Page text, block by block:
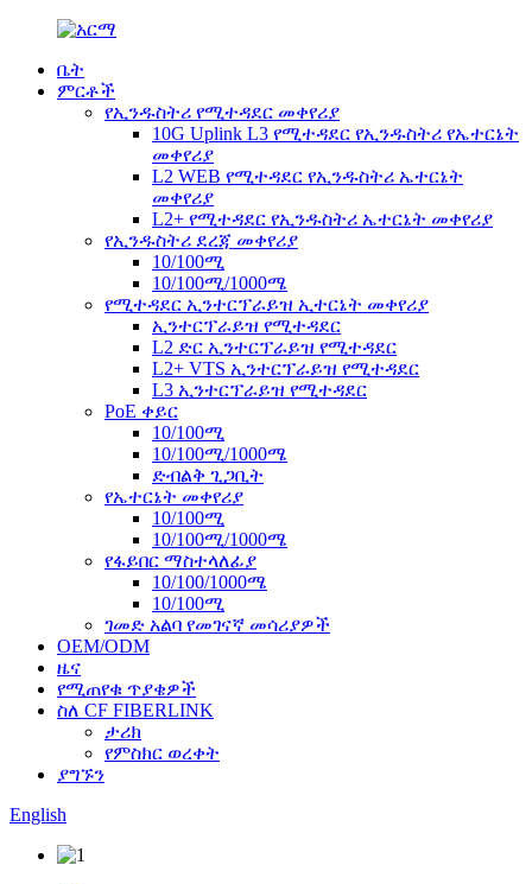
ቤት
ምርቶች
የኢንዱስትሪ የሚተዳደር መቀየሪያ
10G Uplink L3 የሚተዳደር የኢንዱስትሪ የኤተርኔት
መቀየሪያ
L2 WEB የሚተዳደር የኢንዱስትሪ ኤተርኔት
መቀየሪያ
L2+ የሚተዳደር የኢንዱስትሪ ኤተርኔት መቀየሪያ
የኢንዱስትሪ ደረጃ መቀየሪያ
10/100ሚ
10/100ሚ/1000ሜ
የሚተዳደር ኢንተርፕራይዝ ኢተርኔት መቀየሪያ
ኢንተርፕራይዝ የሚተዳደር
L2 ድር ኢንተርፕራይዝ የሚተዳደር
L2+ VTS ኢንተርፕራይዝ የሚተዳደር
L3 ኢንተርፕራይዝ የሚተዳደር
PoE ቀይር
10/100ሚ
10/100ሚ/1000ሜ
ድብልቅ ጊጋቢት
የኤተርኔት መቀየሪያ
10/100ሚ
10/100ሚ/1000ሜ
የፋይበር ማስተላለፊያ
10/100/1000ሜ
10/100ሚ
ገመድ አልባ የመገናኛ መሳሪያዎች
OEM/ODM
ዜና
የሚጠየቁ ጥያቄዎች
ስለ CF FIBERLINK
ታሪክ
የምስክር ወረቀት
ያግኙን
English